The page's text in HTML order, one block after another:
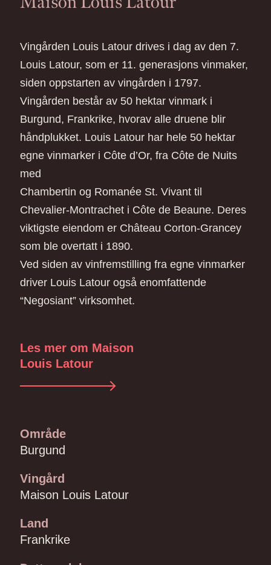
Vingården Louis Latour drives i dag av den 7.
Louis Latour, som er 11. generasjons vinmaker,
siden oppstarten av vingården i 1797.
Vingården består av 50 hektar vinmark i
Burgund, Frankrike, hvorav alle druene blir
håndplukket. Louis Latour har hele 50 hektar
egne vinmarker i Côte d’Or, fra Côte de Nuits
med
Chambertin og Romanée St. Vivant til
Chevalier-Montrachet i Côte de Beaune. Deres
viktigste eiendom er Château Corton-Grancey
som ble overtatt i 1890.
Ved siden av vinfremstilling fra egne vinmarker
driver Louis Latour også enomfattende
“Negosiant” virksomhet.
Les mer om Maison
Louis Latour
Område
Burgund
Vingård
Maison Louis Latour
Land
Frankrike